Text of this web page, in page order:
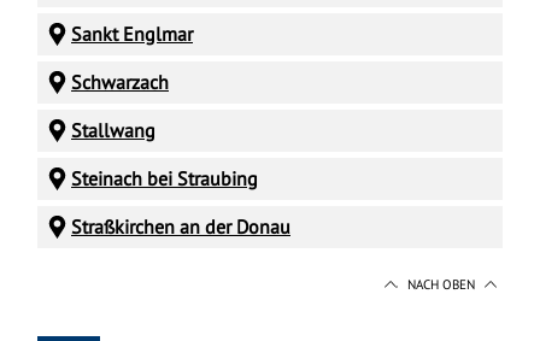
Sankt Englmar
Schwarzach
Stallwang
Steinach bei Straubing
Straßkirchen an der Donau
NACH OBEN